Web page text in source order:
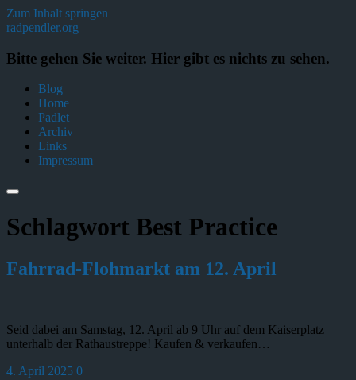
Zum Inhalt springen
radpendler.org
Bitte gehen Sie weiter. Hier gibt es nichts zu sehen.
Blog
Home
Padlet
Archiv
Links
Impressum
Schlagwort Best Practice
Fahrrad-Flohmarkt am 12. April
Seid dabei am Samstag, 12. April ab 9 Uhr auf dem Kaiserplatz
unterhalb der Rathaustreppe! Kaufen & verkaufen…
4. April 2025 0